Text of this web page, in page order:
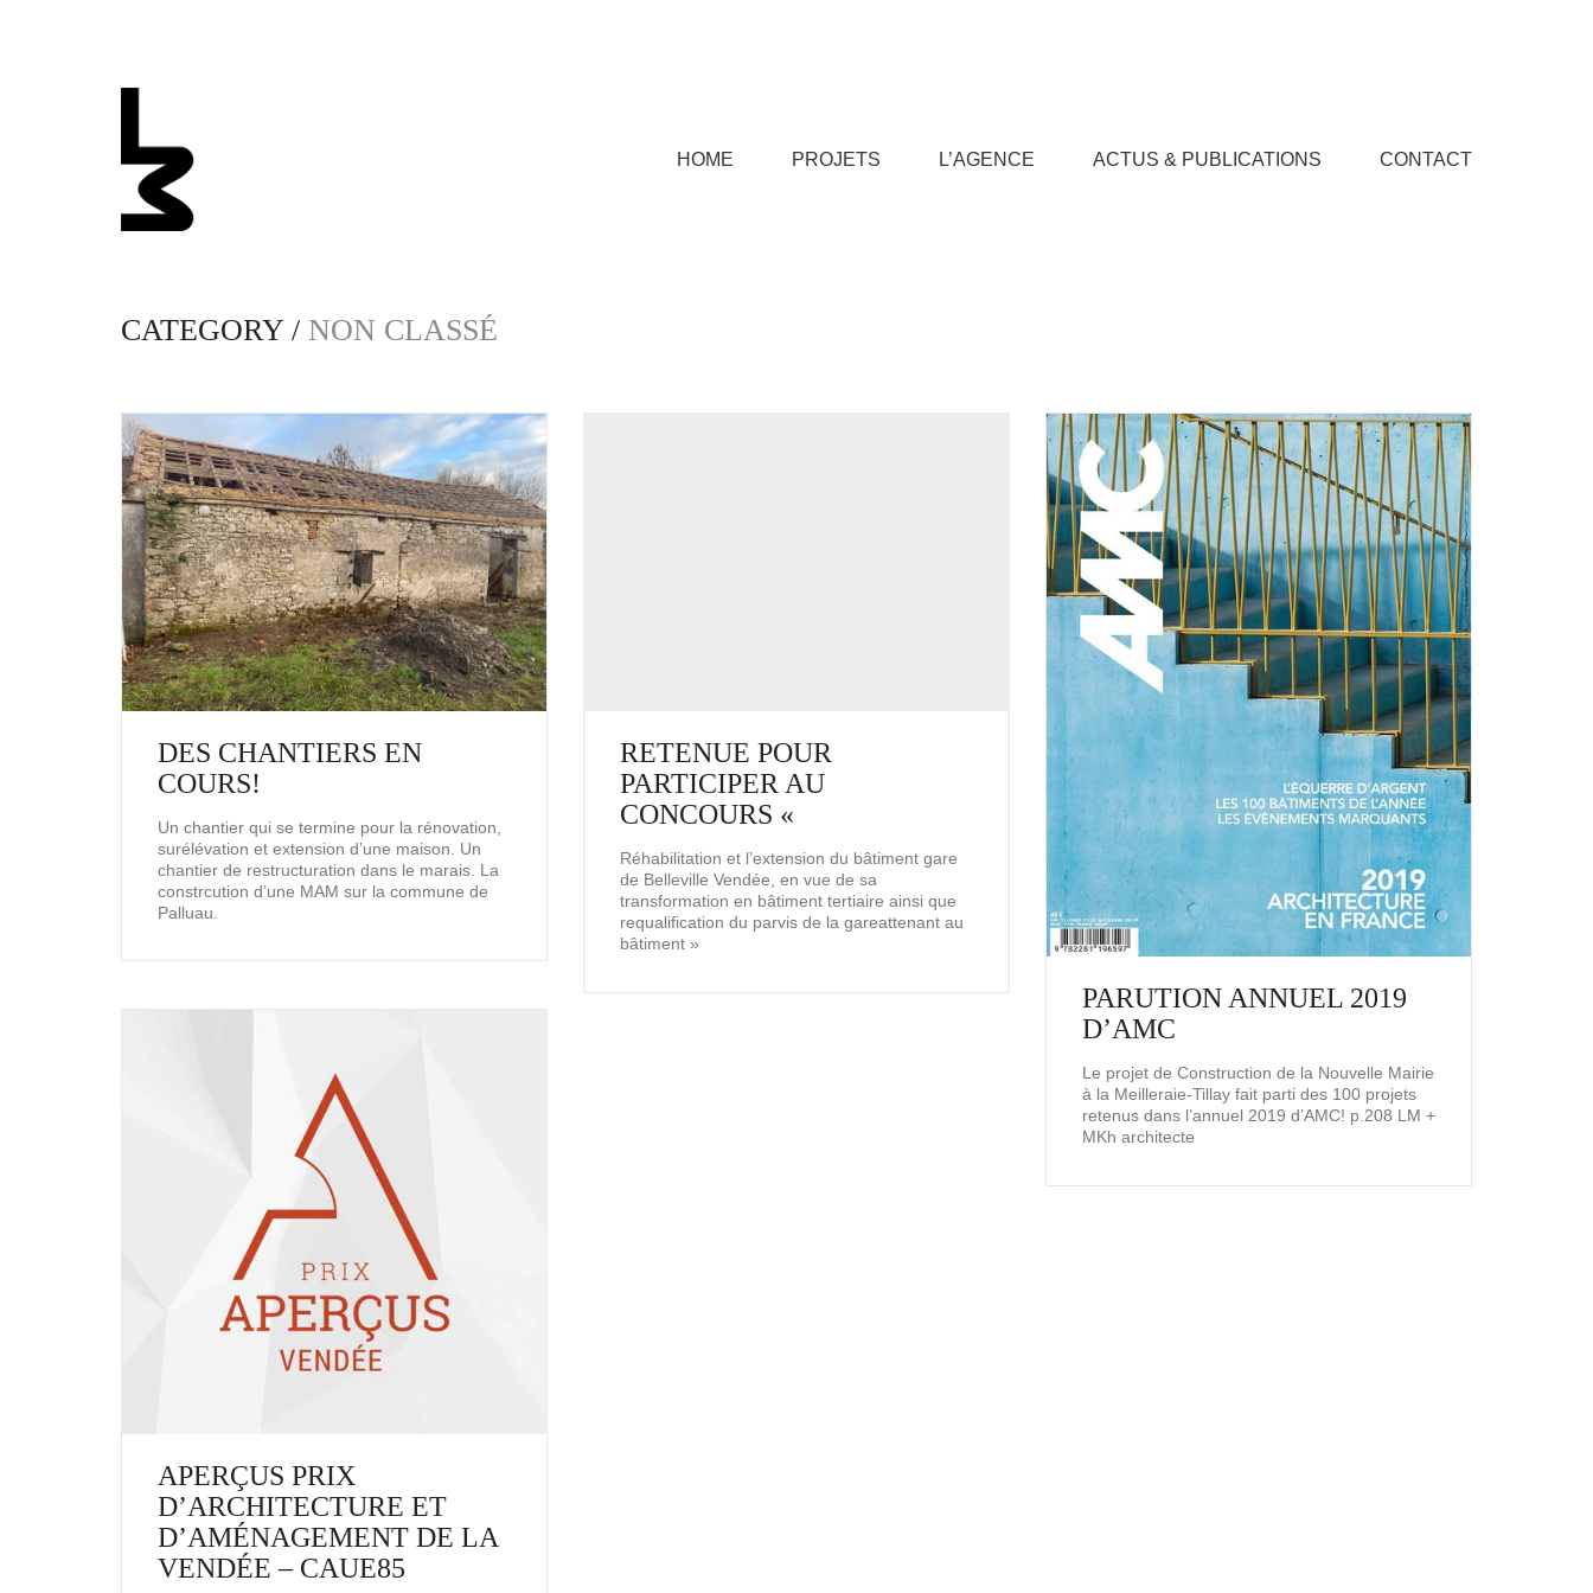
HOME PROJETS L’AGENCE ACTUS & PUBLICATIONS CONTACT
CATEGORY / NON CLASSÉ
DES CHANTIERS EN
COURS!
Un chantier qui se termine pour la rénovation,
surélévation et extension d’une maison. Un
chantier de restructuration dans le marais. La
constrcution d’une MAM sur la commune de
Palluau.
RETENUE POUR
PARTICIPER AU
CONCOURS «
Réhabilitation et l’extension du bâtiment gare
de Belleville Vendée, en vue de sa
transformation en bâtiment tertiaire ainsi que
requalification du parvis de la gareattenant au
bâtiment »
PARUTION ANNUEL 2019
D’AMC
Le projet de Construction de la Nouvelle Mairie
à la Meilleraie-Tillay fait parti des 100 projets
retenus dans l’annuel 2019 d’AMC! p.208 LM +
MKh architecte
APERÇUS PRIX
D’ARCHITECTURE ET
D’AMÉNAGEMENT DE LA
VENDÉE – CAUE85